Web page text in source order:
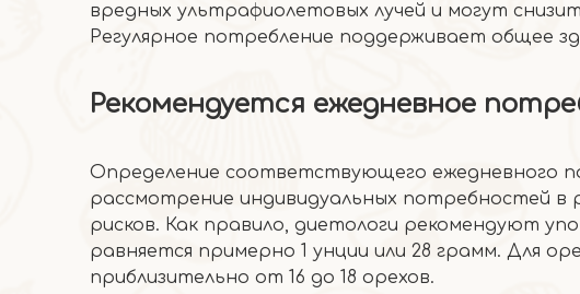
вредных ультрафиолетовых лучей и могут
Регулярное потребление поддерживает общее
Рекомендуется ежедневное
Определение соответствующего ежедневного
рассмотрение индивидуальных потребностей в
рисков. Как правило, диетологи рекомендуют
равняется примерно 1 унции или 28 грамм. Для
приблизительно от 16 до 18 орехов.